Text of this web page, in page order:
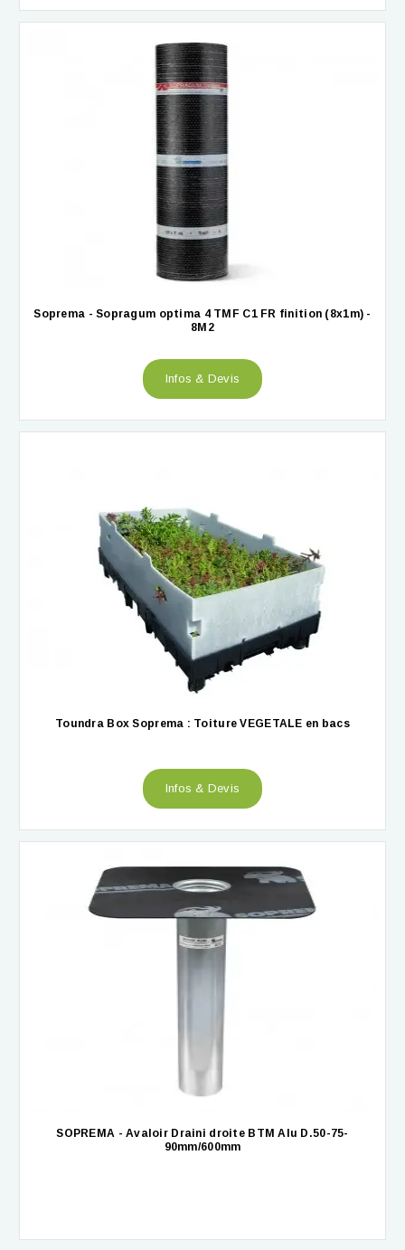
Soprema - Sopragum optima 4 TMF C1 FR finition (8x1m) -
8M2
Infos & Devis
Toundra Box Soprema : Toiture VEGETALE en bacs
Infos & Devis
SOPREMA - Avaloir Draini droite BTM Alu D.50-75-
90mm/600mm